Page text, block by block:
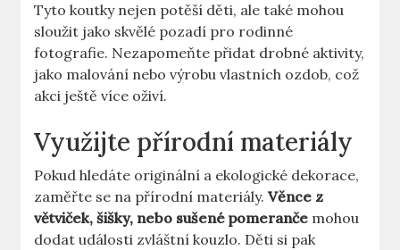
Tyto koutky nejen potěší děti, ale také mohou
sloužit jako skvělé pozadí pro rodinné
fotografie. Nezapomeňte přidat drobné aktivity,
jako malování nebo výrobu vlastních ozdob, což
akci ještě více oživí.
Využijte přírodní materiály
Pokud hledáte originální a ekologické dekorace,
zaměřte se na přírodní materiály.Věnce z
větviček, šišky, nebo sušené pomeranče mohou
dodat události zvláštní kouzlo. Děti si pak